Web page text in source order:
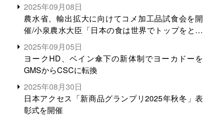
2025年09月08日
農水省、輸出拡大に向けてコメ加工品試食会を開
催/小泉農水大臣「日本の食は世界でトップをとれ
る。米増産に向けて、米輸出需要の拡大を」
2025年09月05日
ヨークHD、ベイン傘下の新体制でヨーカドーを
GMSからCSCに転換
2025年08月30日
日本アクセス「新商品グランプリ2025年秋冬」表
彰式を開催